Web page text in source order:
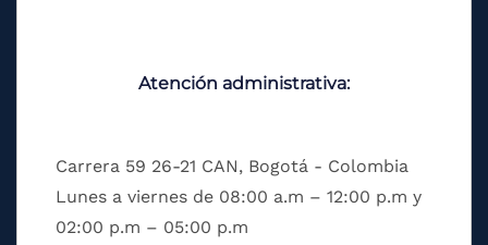
Atención administrativa:
Carrera 59 26-21 CAN, Bogotá - Colombia
Lunes a viernes de 08:00 a.m – 12:00 p.m y
02:00 p.m – 05:00 p.m